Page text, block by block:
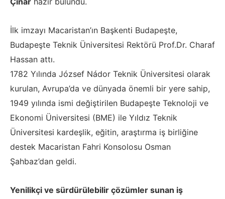
İlk imzayı Macaristan’ın Başkenti Budapeşte,
Budapeşte Teknik Üniversitesi Rektörü Prof.Dr. Charaf
Hassan attı.
1782 Yılında József Nádor Teknik Üniversitesi olarak
kurulan, Avrupa’da ve dünyada önemli bir yere sahip,
1949 yılında ismi değiştirilen Budapeşte Teknoloji ve
Ekonomi Üniversitesi (BME) ile Yıldız Teknik
Üniversitesi kardeşlik, eğitin, araştırma iş birliğine
destek Macaristan Fahri Konsolosu Osman
Şahbaz’dan geldi.
Yenilikçi ve sürdürülebilir çözümler sunan iş